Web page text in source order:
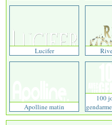
Lucifer
Apolline matin
100